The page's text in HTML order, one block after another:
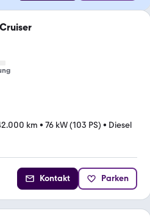
km • 76 kW (103 PS) • Diesel
Kontakt Parken